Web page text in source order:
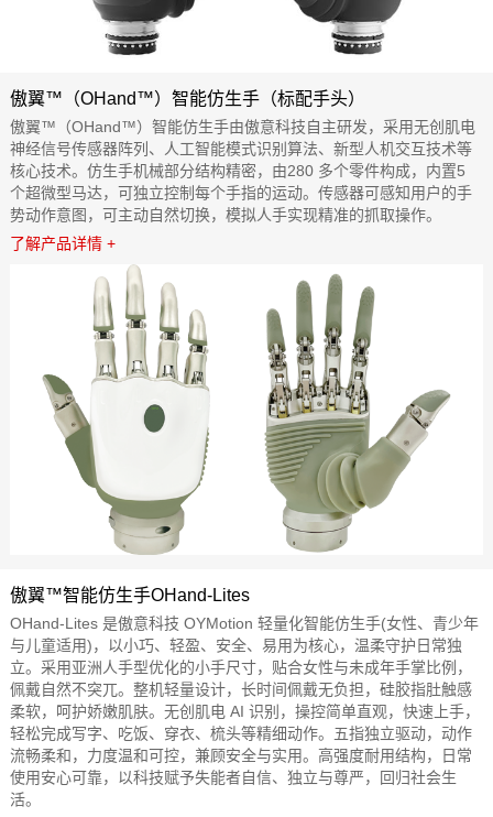
傲翼™（OHand™）智能仿生手（标配手头）
傲翼™（OHand™）智能仿生手由傲意科技自主研发，采用无创肌电
神经信号传感器阵列、人工智能模式识别算法、新型人机交互技术等
核心技术。仿生手机械部分结构精密，由280 多个零件构成，内置5
个超微型马达，可独立控制每个手指的运动。传感器可感知用户的手
势动作意图，可主动自然切换，模拟人手实现精准的抓取操作。
了解产品详情 +
傲翼™智能仿生手OHand-Lites
OHand-Lites 是傲意科技 OYMotion 轻量化智能仿生手(女性、青少年
与儿童适用)，以小巧、轻盈、安全、易用为核心，温柔守护日常独
立。采用亚洲人手型优化的小手尺寸，贴合女性与未成年手掌比例，
佩戴自然不突兀。整机轻量设计，长时间佩戴无负担，硅胶指肚触感
柔软，呵护娇嫩肌肤。无创肌电 AI 识别，操控简单直观，快速上手，
轻松完成写字、吃饭、穿衣、梳头等精细动作。五指独立驱动，动作
流畅柔和，力度温和可控，兼顾安全与实用。高强度耐用结构，日常
使用安心可靠，以科技赋予失能者自信、独立与尊严，回归社会生
活。